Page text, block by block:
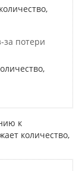
за потери
к
количество,